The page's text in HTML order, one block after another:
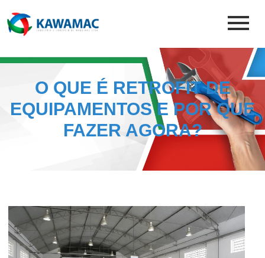
O QUE É RETROFIT DE
EQUIPAMENTOS E POR QUE
FAZER AGORA?